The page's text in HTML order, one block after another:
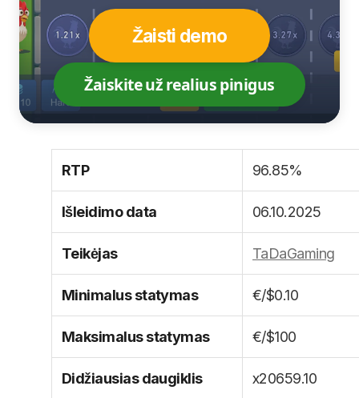
Žaisti demo
Žaiskite už realius pinigus
RTP 96.85%
Išleidimo data 06.10.2025
Teikėjas TaDaGaming
Minimalus statymas €/$0.10
Maksimalus statymas €/$100
Didžiausias daugiklis x20659.10